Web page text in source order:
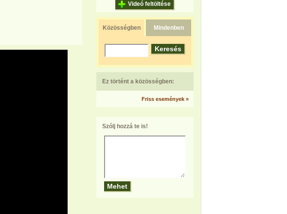
Videó feltöltése
Közösségben Mindenben
Ez történt a közösségben:
Friss események »
Szólj hozzá te is!